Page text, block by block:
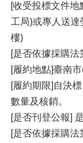
[收受投標文件
工局)或專人送
樓)
[是否依據採購法
[履約地點]臺南
[履約期限]自決
數量及核銷。
[是否刊登公報] 是
[是否依據採購